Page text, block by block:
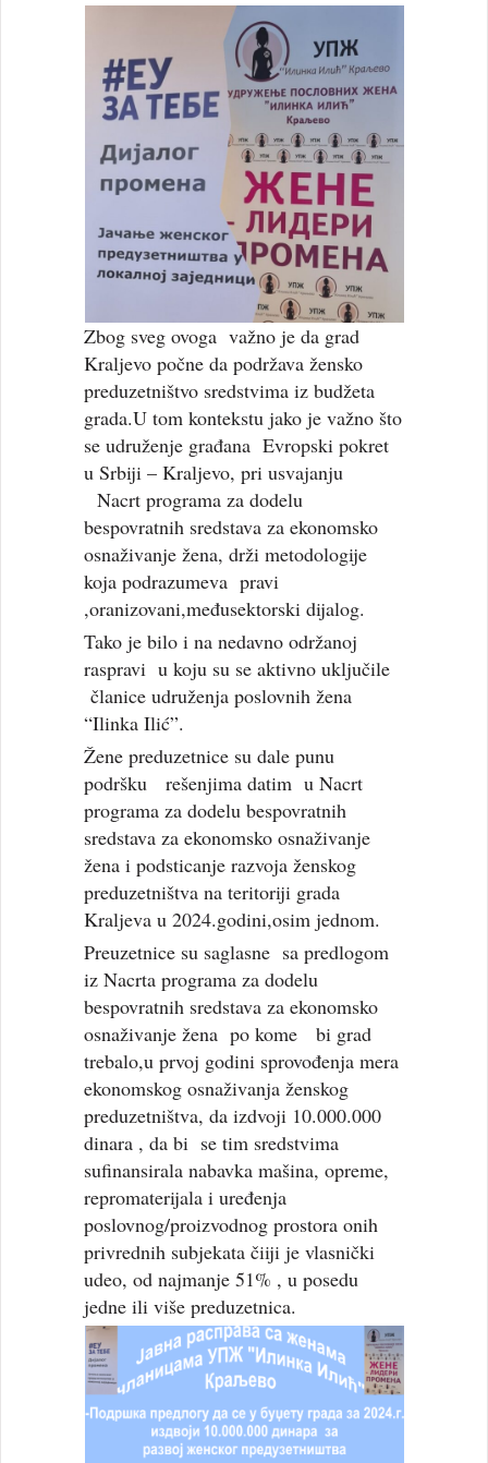
Zbog sveg ovoga važno je da grad
Kraljevo počne da podržava žensko
preduzetništvo sredstvima iz budžeta
grada.U tom kontekstu jako je važno što
se udruženje građana Evropski pokret
u Srbiji – Kraljevo, pri usvajanju
Nacrt programa za dodelu
bespovratnih sredstava za ekonomsko
osnaživanje žena, drži metodologije
koja podrazumeva pravi
,oranizovani,međusektorski dijalog.
Tako je bilo i na nedavno održanoj
raspravi u koju su se aktivno uključile
članice udruženja poslovnih žena
“Ilinka Ilić”.
Žene preduzetnice su dale punu
podršku rešenjima datim u Nacrt
programa za dodelu bespovratnih
sredstava za ekonomsko osnaživanje
žena i podsticanje razvoja ženskog
preduzetništva na teritoriji grada
Kraljeva u 2024.godini,osim jednom.
Preuzetnice su saglasne sa predlogom
iz Nacrta programa za dodelu
bespovratnih sredstava za ekonomsko
osnaživanje žena po kome bi grad
trebalo,u prvoj godini sprovođenja mera
ekonomskog osnaživanja ženskog
preduzetništva, da izdvoji 10.000.000
dinara , da bi se tim sredstvima
sufinansirala nabavka mašina, opreme,
repromaterijala i uređenja
poslovnog/proizvodnog prostora onih
privrednih subjekata čiiji je vlasnički
udeo, od najmanje 51% , u posedu
jedne ili više preduzetnica.